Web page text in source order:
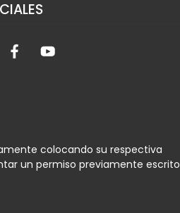
colocando su respectiva
un permiso previamente escrito